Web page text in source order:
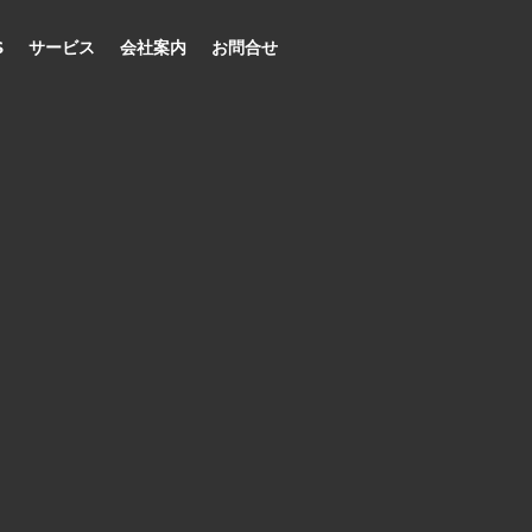
サービス 会社案内 お問合せ